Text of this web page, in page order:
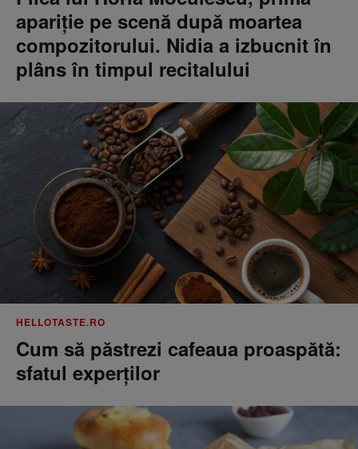
apariție pe scenă după moartea
compozitorului. Nidia a izbucnit în
plâns în timpul recitalului
HELLOTASTE.RO
Cum să păstrezi cafeaua proaspătă:
sfatul experților